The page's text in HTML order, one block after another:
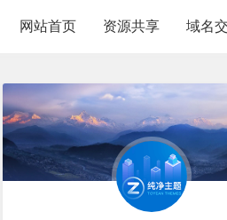
网站首页 资源共享 域名